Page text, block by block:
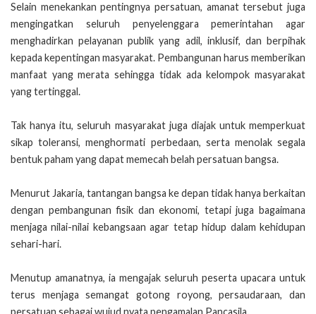
Selain menekankan pentingnya persatuan, amanat tersebut juga
mengingatkan seluruh penyelenggara pemerintahan agar
menghadirkan pelayanan publik yang adil, inklusif, dan berpihak
kepada kepentingan masyarakat. Pembangunan harus memberikan
manfaat yang merata sehingga tidak ada kelompok masyarakat
yang tertinggal.
Tak hanya itu, seluruh masyarakat juga diajak untuk memperkuat
sikap toleransi, menghormati perbedaan, serta menolak segala
bentuk paham yang dapat memecah belah persatuan bangsa.
Menurut Jakaria, tantangan bangsa ke depan tidak hanya berkaitan
dengan pembangunan fisik dan ekonomi, tetapi juga bagaimana
menjaga nilai-nilai kebangsaan agar tetap hidup dalam kehidupan
sehari-hari.
Menutup amanatnya, ia mengajak seluruh peserta upacara untuk
terus menjaga semangat gotong royong, persaudaraan, dan